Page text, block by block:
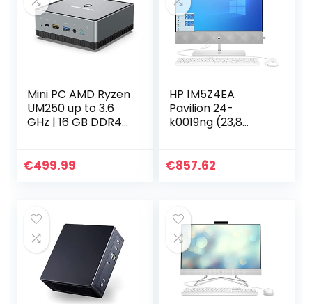
Mini PC AMD Ryzen
UM250 up to 3.6
GHz | 16 GB DDR4
Radeon Vega 8
€499.99
HP 1M5Z4EA
Pavilion 24-
k0019ng (23,8
(AMDRyzen74800
€857.62